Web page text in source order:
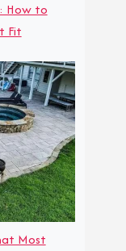
How to
Fit
Most